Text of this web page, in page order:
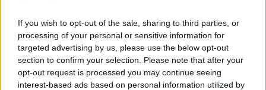
If you wish to opt-out of the sale, sharing to third parties, or
processing of your personal or sensitive information for
targeted advertising by us, please use the below opt-out
section to confirm your selection. Please note that after your
opt-out request is processed you may continue seeing
interest-based ads based on personal information utilized by